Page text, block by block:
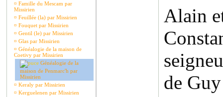
¤ Famille du Mescam par
Missirien
¤ Feuillée (la) par Missirien
¤ Fouquet par Missirien
¤ Gentil (le) par Missirien
¤ Glas par Missirien
¤ Généalogie de la maison de
Coetivy par Missirien
Généalogie de la
maison de Penmarc'h par
Missirien
¤ Keraly par Missirien
¤ Kerguelenen par Missirien
Alain
de